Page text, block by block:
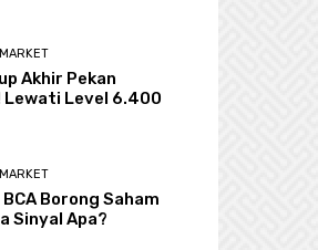
Akhir Pekan
Lewati Level 6.400
Borong Saham
Sinyal Apa?